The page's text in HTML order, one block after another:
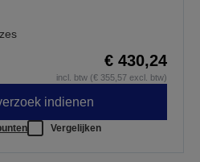
€ 430,24
incl. btw (€ 355,57 excl. btw)
indienen
Vergelijken